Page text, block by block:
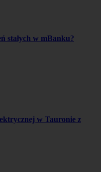
stałych w mBanku?
w Tauronie z